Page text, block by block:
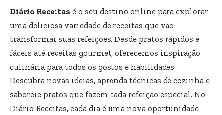
Diário Receitas é o seu destino online para explorar
uma deliciosa variedade de receitas que vão
transformar suas refeições. Desde pratos rápidos e
fáceis até receitas gourmet, oferecemos inspiração
culinária para todos os gostos e habilidades.
Descubra novas ideias, aprenda técnicas de cozinha e
saboreie pratos que fazem cada refeição especial. No
Diário Receitas, cada dia é uma nova oportunidade